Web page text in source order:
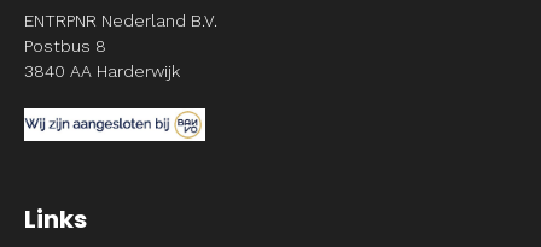
ENTRPNR Nederland B.V.
Postbus 8
3840 AA Harderwijk
Links